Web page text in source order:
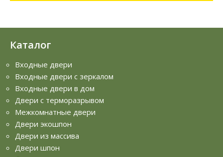
Каталог
Входные двери
Входные двери с зеркалом
Входные двери в дом
Двери с терморазрывом
Межкомнатные двери
Двери экошпон
Двери из массива
Двери шпон